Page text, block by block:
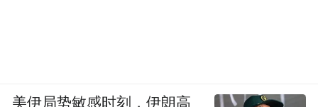
美伊局势敏感时刻，伊朗高